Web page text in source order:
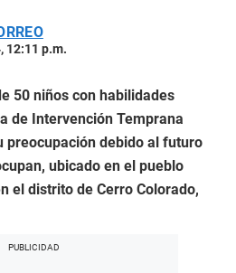
12:11 p.m.
50 niños con habilidades
de Intervención Temprana
preocupación debido al futuro
ubicado en el pueblo
el distrito de Cerro Colorado,